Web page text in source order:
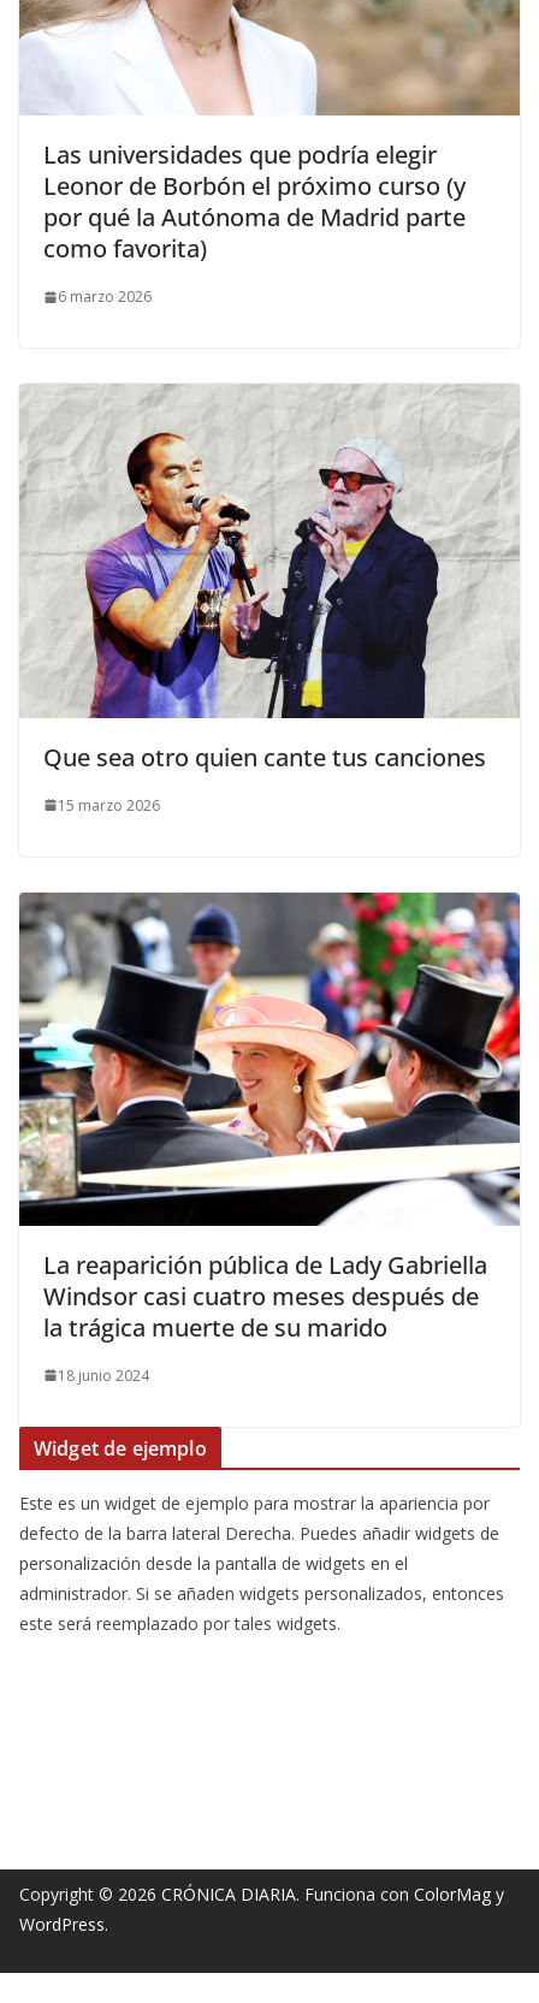
​Las universidades que podría elegir
Leonor de Borbón el próximo curso (y
por qué la Autónoma de Madrid parte
como favorita)
6 marzo 2026
​Que sea otro quien cante tus canciones
15 marzo 2026
​La reaparición pública de Lady Gabriella
Windsor casi cuatro meses después de
la trágica muerte de su marido
18 junio 2024
Widget de ejemplo
Este es un widget de ejemplo para mostrar la apariencia por
defecto de la barra lateral Derecha. Puedes añadir widgets de
personalización desde la pantalla de widgets en el
administrador. Si se añaden widgets personalizados, entonces
este será reemplazado por tales widgets.
Copyright © 2026 CRÓNICA DIARIA. Funciona con ColorMag y
WordPress.